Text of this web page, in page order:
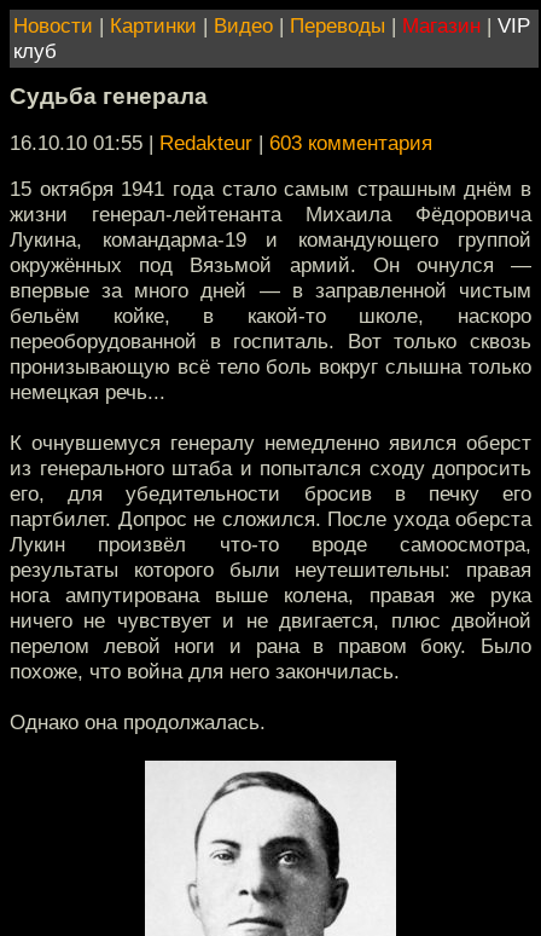
Новости | Картинки | Видео | Переводы | Магазин | VIP
клуб
Судьба генерала
16.10.10 01:55 | Redakteur | 603 комментария
15 октября 1941 года стало самым страшным днём в
жизни генерал-лейтенанта Михаила Фёдоровича
Лукина, командарма-19 и командующего группой
окружённых под Вязьмой армий. Он очнулся —
впервые за много дней — в заправленной чистым
бельём койке, в какой-то школе, наскоро
переоборудованной в госпиталь. Вот только сквозь
пронизывающую всё тело боль вокруг слышна только
немецкая речь...
К очнувшемуся генералу немедленно явился оберст
из генерального штаба и попытался сходу допросить
его, для убедительности бросив в печку его
партбилет. Допрос не сложился. После ухода оберста
Лукин произвёл что-то вроде самоосмотра,
результаты которого были неутешительны: правая
нога ампутирована выше колена, правая же рука
ничего не чувствует и не двигается, плюс двойной
перелом левой ноги и рана в правом боку. Было
похоже, что война для него закончилась.
Однако она продолжалась.